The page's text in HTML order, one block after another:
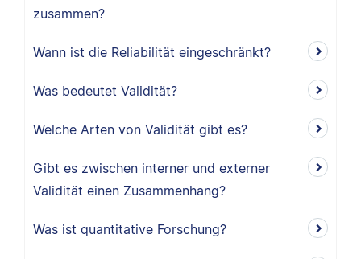
zusammen?
Wann ist die Reliabilität eingeschränkt?
Was bedeutet Validität?
Welche Arten von Validität gibt es?
Gibt es zwischen interner und externer
Validität einen Zusammenhang?
Was ist quantitative Forschung?